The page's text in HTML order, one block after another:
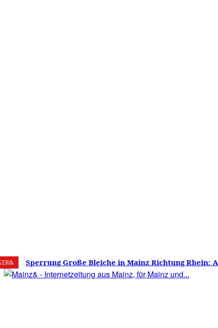
9. August 2026 34.1 Mainz
Sperrung Große Bleiche in Mainz Richtung Rhein:
verwirrt, Mainzer stinksauer – Haben die Mainzer